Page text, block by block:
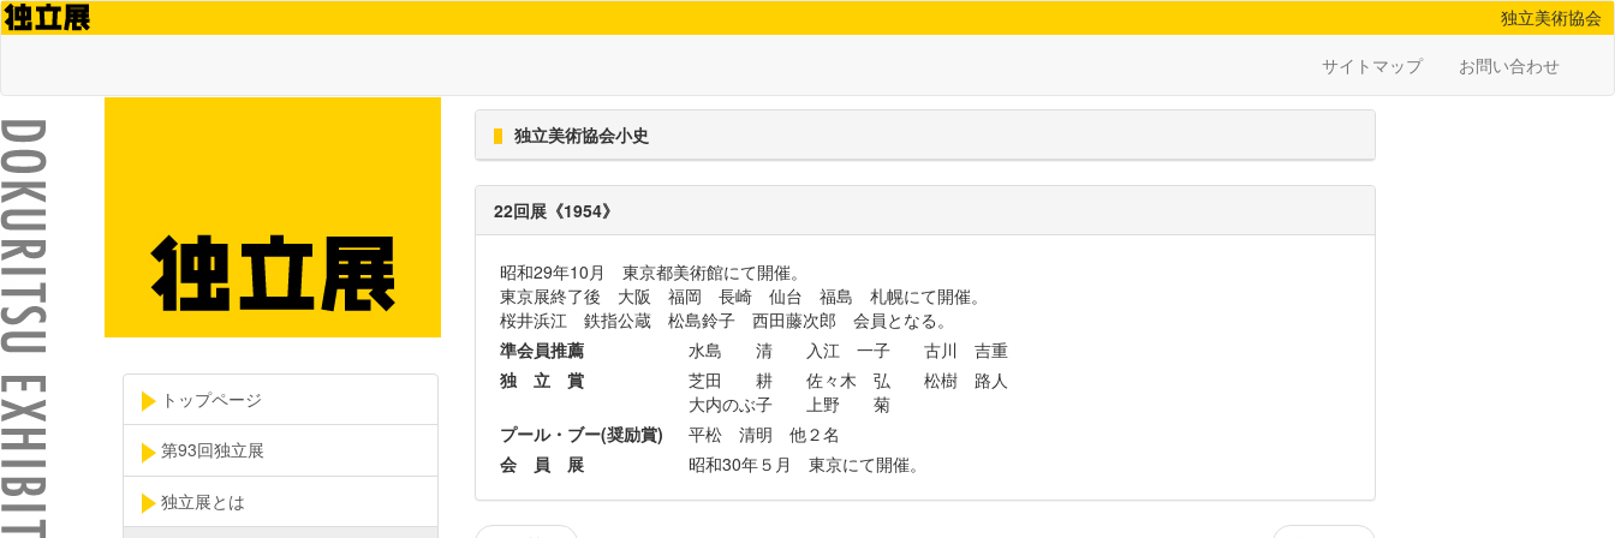
独立美術協会
サイトマップ
お問い合わせ
トップページ
第93回独立展
独立展とは
独立美術協会小史
22回展《1954》
昭和29年10月 東京都美術館にて開催。
東京展終了後 大阪 福岡 長崎 仙台 福島 札幌にて開催。
桜井浜江 鉄指公蔵 松島鈴子 西田藤次郎 会員となる。
準会員推薦
水島 清 入江 一子 古川 吉重
独 立 賞
芝田 耕 佐々木 弘 松樹 路人
大内のぶ子 上野 菊
プール・ブー(奨励賞)
平松 清明 他２名
会 員 展
昭和30年５月 東京にて開催。